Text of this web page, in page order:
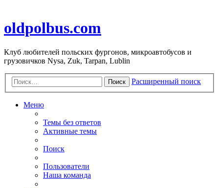
oldpolbus.com
Клуб любителей польских фургонов, микроавтобусов и
грузовичков Nysa, Zuk, Tarpan, Lublin
Поиск Расширенный поиск
Меню
Темы без ответов
Активные темы
Поиск
Пользователи
Наша команда